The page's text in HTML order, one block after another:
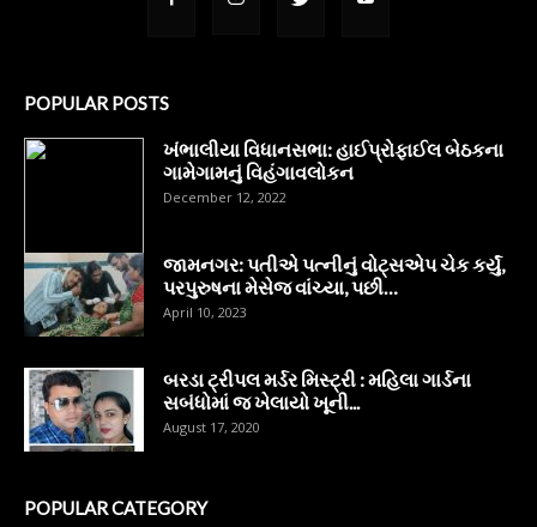
POPULAR POSTS
ખંભાલીયા વિધાનસભા: હાઈપ્રોફાઈલ બેઠકના
ગામેગામનું વિહંગાવલોકન
December 12, 2022
જામનગર: પતીએ પત્નીનું વોટ્સએપ ચેક કર્યું,
પરપુરુષના મેસેજ વાંચ્યા, પછી…
April 10, 2023
બરડા ટ્રીપલ મર્ડર મિસ્ટ્રી : મહિલા ગાર્ડના
સબંધોમાં જ ખેલાયો ખૂની...
August 17, 2020
POPULAR CATEGORY